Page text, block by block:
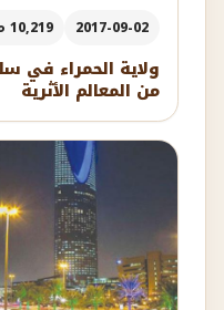
2017-09-02 10,219 مشاهدة
ولاية الحمراء في
من المعالم الأثرية